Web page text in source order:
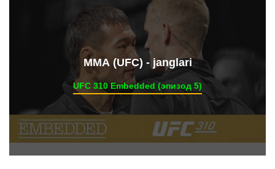
ММА (UFC) - janglari
UFC 310 Embedded (эпизод 5)